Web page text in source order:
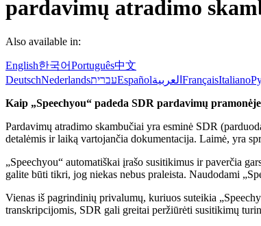
pardavimų atradimo
Also available in:
English한국어Português中文
DeutschNederlandsעבריתEspañolالعربية FrançaisItaliano
Kaip „Speechyou“ padeda SDR pardavimų
Pardavimų atradimo skambučiai yra esminė SDR
detalėmis ir laiką vartojančia dokumentacija. Laimė, yra
„Speechyou“ automatiškai įrašo susitikimus ir paverčia
galite būti tikri, jog niekas nebus praleista. Naudodami
Vienas iš pagrindinių privalumų, kuriuos suteikia
transkripcijomis, SDR gali greitai peržiūrėti susitikimų